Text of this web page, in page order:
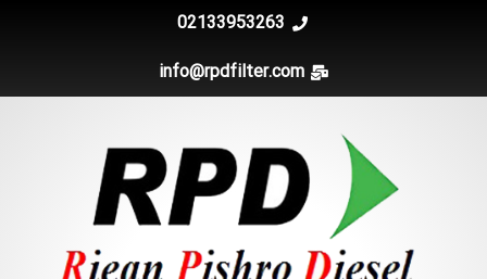
02133953263
info@rpdfilter.com